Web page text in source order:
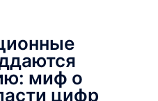
миф о
цифр